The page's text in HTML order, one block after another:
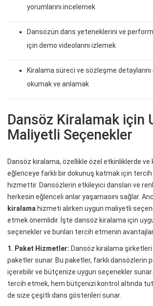
yorumlarını incelemek
Dansözün dans yeteneklerini ve
için demo videolarını izlemek
Kiralama süreci ve sözleşme
okumak ve anlamak
Dansöz Kiralamak için
Maliyetli Seçenekler
Dansöz kiralama, özellikle özel etkinliklerde
eğlenceye farklı bir dokunuş katmak için
hizmettir. Dansözlerin etkileyici dansları ve
herkesin eğlenceli anlar yaşamasını sağlar.
kiralama hizmeti alırken uygun maliyetli
etmek önemlidir. İşte dansöz kiralama için
seçenekler ve bunları tercih etmenin
1. Paket Hizmetler: Dansöz kiralama
paketler sunar. Bu paketler, farklı dansözlerin
içerebilir ve bütçenize uygun seçenekler
tercih etmek, hem bütçenizi kontrol altında
de size çeşitli dans gösterileri sunar.